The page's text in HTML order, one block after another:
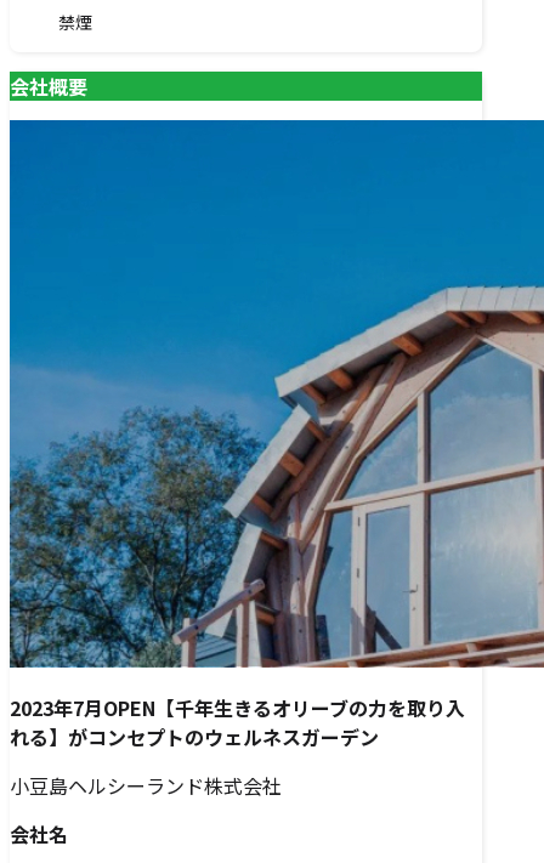
禁煙
会社概要
2023年7月OPEN【千年生きるオリーブの力を取り入
れる】がコンセプトのウェルネスガーデン
小豆島ヘルシーランド株式会社
会社名